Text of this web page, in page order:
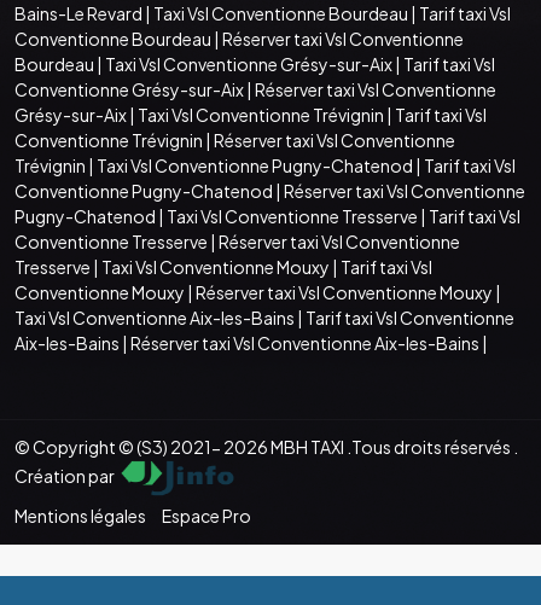
Bains-Le Revard | Taxi Vsl Conventionne Bourdeau | Tarif taxi Vsl
Conventionne Bourdeau | Réserver taxi Vsl Conventionne
Bourdeau | Taxi Vsl Conventionne Grésy-sur-Aix| Tarif taxi Vsl
Conventionne Grésy-sur-Aix| Réserver taxi Vsl Conventionne
Grésy-sur-Aix| Taxi Vsl Conventionne Trévignin | Tarif taxi Vsl
Conventionne Trévignin | Réserver taxi Vsl Conventionne
Trévignin | Taxi Vsl Conventionne Pugny-Chatenod | Tarif taxi Vsl
Conventionne Pugny-Chatenod | Réserver taxi Vsl Conventionne
Pugny-Chatenod | Taxi Vsl Conventionne Tresserve | Tarif taxi Vsl
Conventionne Tresserve | Réserver taxi Vsl Conventionne
Tresserve | Taxi Vsl Conventionne Mouxy | Tarif taxi Vsl
Conventionne Mouxy | Réserver taxi Vsl Conventionne Mouxy |
Taxi Vsl Conventionne Aix-les-Bains | Tarif taxi Vsl Conventionne
Aix-les-Bains | Réserver taxi Vsl Conventionne Aix-les-Bains |
© Copyright © (S3) 2021- 2026 MBH TAXI .Tous droits réservés .
Création par
Mentions légales
Espace Pro